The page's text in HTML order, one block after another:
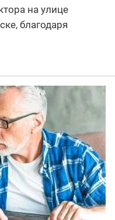
на улице
благодаря